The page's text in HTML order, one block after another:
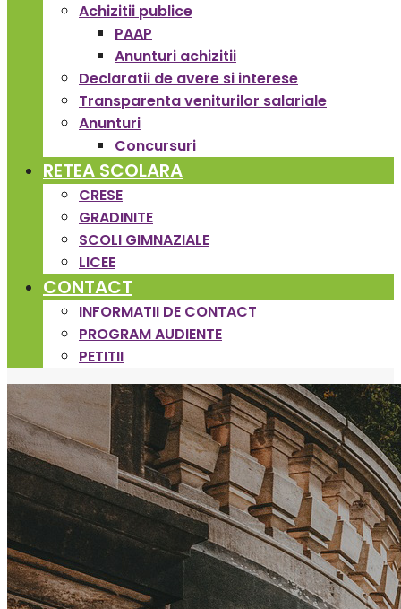
Achizitii publice
PAAP
Anunturi achizitii
Declaratii de avere si interese
Transparenta veniturilor salariale
Anunturi
Concursuri
RETEA SCOLARA
CRESE
GRADINITE
SCOLI GIMNAZIALE
LICEE
CONTACT
INFORMATII DE CONTACT
PROGRAM AUDIENTE
PETITII